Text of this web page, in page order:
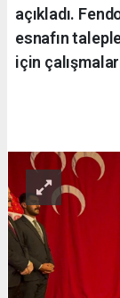
açıkladı.
esnafın
için